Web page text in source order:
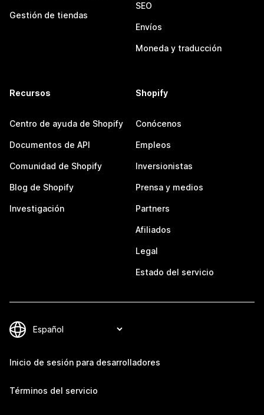
Gestión de tiendas
SEO
Envíos
Moneda y traducción
Recursos
Centro de ayuda de Shopify
Documentos de API
Comunidad de Shopify
Blog de Shopify
Investigación
Shopify
Conócenos
Empleos
Inversionistas
Prensa y medios
Partners
Afiliados
Legal
Estado del servicio
Inicio de sesión para desarrolladores
Términos del servicio